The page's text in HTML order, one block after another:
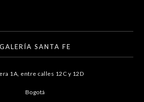
GALERÍA SANTA FE
1A, entre calles 12C y 12D
Bogotá